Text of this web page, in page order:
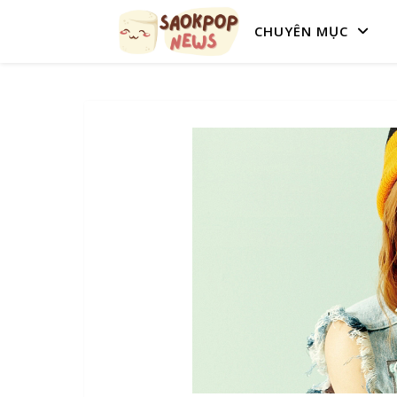
CHUYÊN MỤC